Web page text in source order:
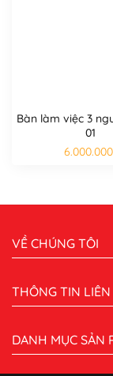
Bàn làm việc 3
01
6.000.000
VỀ CHÚNG TÔI
THÔNG TIN LIÊN
DANH MỤC SẢN